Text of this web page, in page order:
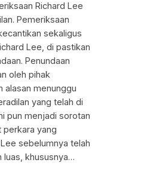
Richard Lee
Pemeriksaan
sekaligus
Lee, di pastikan
Penundaan
oleh pihak
alasan menunggu
yang telah di
pun menjadi sorotan
perkara yang
sebelumnya telah
luas, khususnya…